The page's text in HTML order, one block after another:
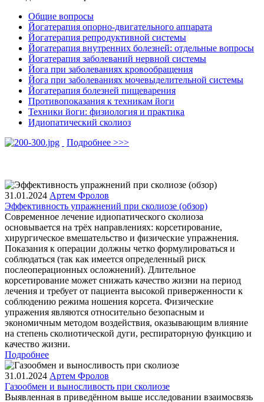
Общие вопросы
Йогатерапия опорно-двигательного аппарата
Йогатерапия репродуктивной системы
Йогатерапия внутренних болезней: отдельные вопросы
Йогатерапия заболеваний нервной системы
Йога при заболеваниях кровообращения
Йога при заболеваниях мочевыделительной системы
Йогатерапия болезней пищеварения
Противопоказания к техникам йоги
Техники йоги: физиология и практика
Идиопатический сколиоз
Подробнее >>>
31.01.2024 Артем Фролов
Эффективность упражнений при сколиозе (обзор)
Современное лечение идиопатического сколиоза
основывается на трёх направлениях: корсетирование,
хирургическое вмешательство и физические упражнения.
Показания к операции должны четко формулироваться и
соблюдаться (так как имеется определенный риск
послеоперационных осложнений). Длительное
корсетирование может снижать качество жизни на период
лечения и требует от пациента высокой приверженности к
соблюдению режима ношения корсета. Физические
упражения являются относительно безопасным и
экономичным методом воздействия, оказывающим влияние
на степень сколиотической дуги, респираторную функцию и
качество жизни.
Подробнее
31.01.2024 Артем Фролов
Газообмен и выносливость при сколиозе
Выявленная в приведённом выше исследовании взаимосвязь